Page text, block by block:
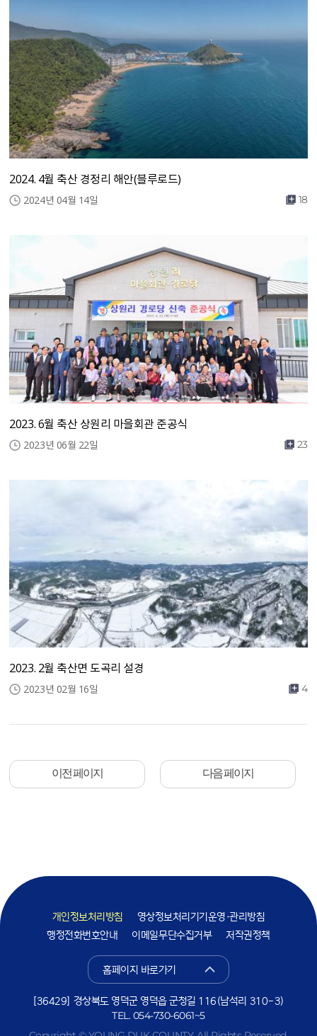
2024. 4월 축산 경정리 해안(블루로드)
2024년 04월 14일 18
2023. 6월 축산 상원리 마을회관 준공식
2023년 06월 22일 23
2023. 2월 축산면 도곡리 설경
2023년 02월 16일 4
이전 페이지 다음 페이지
개인정보처리방침
영상정보처리기기운영·관리방침
행정전화번호안내
이메일무단수집거부 저작권정책
홈페이지 바로가기
[36429] 경상북도 영덕군 영덕읍 군청길 116(남석리 310-3)
TEL.054-730-6061~5